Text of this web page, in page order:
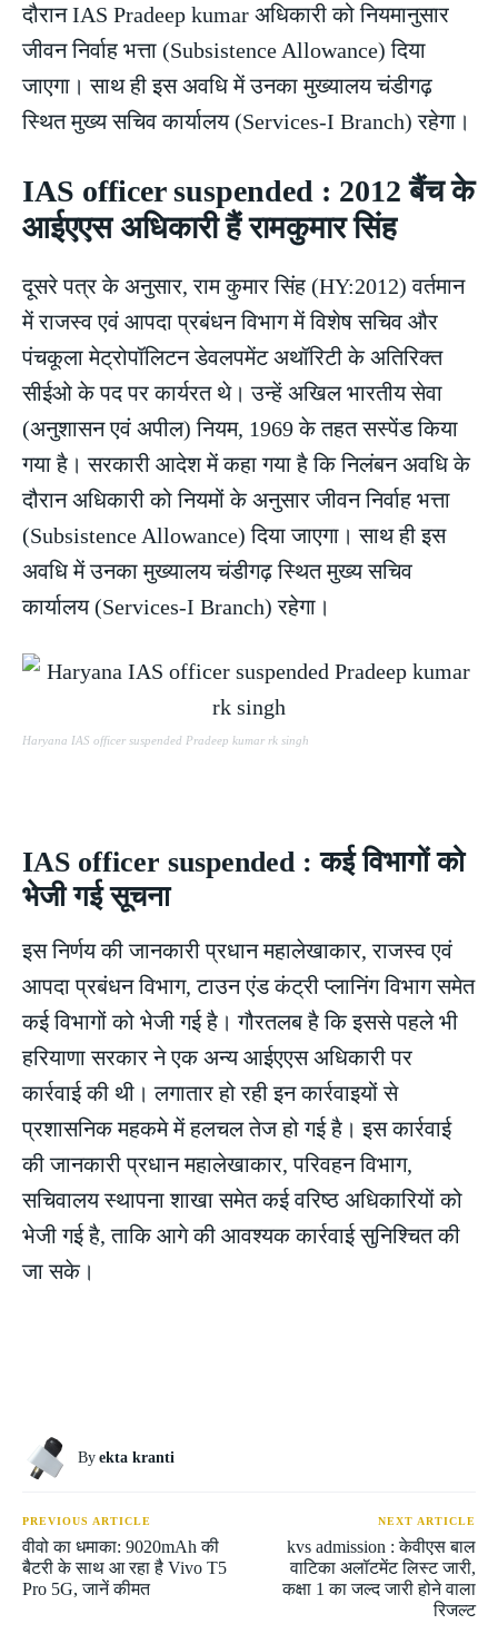
दौरान IAS Pradeep kumar अधिकारी को नियमानुसार
जीवन निर्वाह भत्ता (Subsistence Allowance) दिया
जाएगा। साथ ही इस अवधि में उनका मुख्यालय चंडीगढ़
स्थित मुख्य सचिव कार्यालय (Services-I Branch) रहेगा।
IAS officer suspended : 2012 बैंच के
आईएएस अधिकारी हैं रामकुमार सिंह
दूसरे पत्र के अनुसार, राम कुमार सिंह (HY:2012) वर्तमान
में राजस्व एवं आपदा प्रबंधन विभाग में विशेष सचिव और
पंचकूला मेट्रोपॉलिटन डेवलपमेंट अथॉरिटी के अतिरिक्त
सीईओ के पद पर कार्यरत थे। उन्हें अखिल भारतीय सेवा
(अनुशासन एवं अपील) नियम, 1969 के तहत सस्पेंड किया
गया है। सरकारी आदेश में कहा गया है कि निलंबन अवधि के
दौरान अधिकारी को नियमों के अनुसार जीवन निर्वाह भत्ता
(Subsistence Allowance) दिया जाएगा। साथ ही इस
अवधि में उनका मुख्यालय चंडीगढ़ स्थित मुख्य सचिव
कार्यालय (Services-I Branch) रहेगा।
Haryana IAS officer suspended Pradeep kumar rk singh
IAS officer suspended : कई विभागों को
भेजी गई सूचना
इस निर्णय की जानकारी प्रधान महालेखाकार, राजस्व एवं
आपदा प्रबंधन विभाग, टाउन एंड कंट्री प्लानिंग विभाग समेत
कई विभागों को भेजी गई है। गौरतलब है कि इससे पहले भी
हरियाणा सरकार ने एक अन्य आईएएस अधिकारी पर
कार्रवाई की थी। लगातार हो रही इन कार्रवाइयों से
प्रशासनिक महकमे में हलचल तेज हो गई है। इस कार्रवाई
की जानकारी प्रधान महालेखाकार, परिवहन विभाग,
सचिवालय स्थापना शाखा समेत कई वरिष्ठ अधिकारियों को
भेजी गई है, ताकि आगे की आवश्यक कार्रवाई सुनिश्चित की
जा सके।
By ekta kranti
PREVIOUS ARTICLE
वीवो का धमाका: 9020mAh की
बैटरी के साथ आ रहा है Vivo T5
Pro 5G, जानें कीमत
NEXT ARTICLE
kvs admission : केवीएस बाल
वाटिका अलॉटमेंट लिस्ट जारी,
कक्षा 1 का जल्द जारी होने वाला
रिजल्ट